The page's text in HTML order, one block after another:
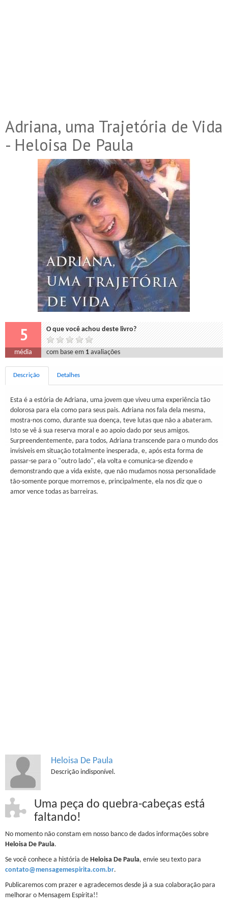
Adriana, uma Trajetória de Vida
- Heloisa De Paula
5 O que você achou deste livro?
média com base em 1 avaliações
Descrição Detalhes
Esta é a estória de Adriana, uma jovem que viveu uma experiência tão
dolorosa para ela como para seus pais. Adriana nos fala dela mesma,
mostra-nos como, durante sua doença, teve lutas que não a abateram.
Isto se vê á sua reserva moral e ao apoio dado por seus amigos.
Surpreendentemente, para todos, Adriana transcende para o mundo dos
invisíveis em situação totalmente inesperada, e, após esta forma de
passar-se para o "outro lado", ela volta e comunica-se dizendo e
demonstrando que a vida existe, que não mudamos nossa personalidade
tão-somente porque morremos e, principalmente, ela nos diz que o
amor vence todas as barreiras.
Heloisa De Paula
Descrição indisponível.
Uma peça do quebra-cabeças está
faltando!
No momento não constam em nosso banco de dados informações sobre
Heloisa De Paula.
Se você conhece a história de Heloisa De Paula, envie seu texto para
contato@mensagemespirita.com.br.
Publicaremos com prazer e agradecemos desde já a sua colaboração para
melhorar o Mensagem Espírita!!